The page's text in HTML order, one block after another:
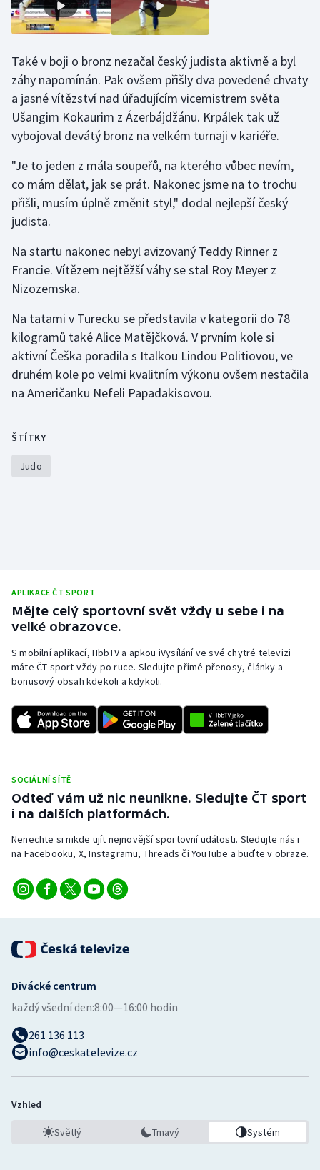
Plážový volejbal
Rychlobruslení
Rychlostní kanoistika
Sportovní střelba
Stolní tenis
Triatlon
Veslování
Vodní slalom
Volejbal
Ostatní
Také v boji o bronz nezačal český judista aktivně a byl
záhy napomínán. Pak ovšem přišly dva povedené chvaty
a jasné vítězství nad úřadujícím vicemistrem světa
Ušangim Kokaurim z Ázerbájdžánu. Krpálek tak už
vybojoval devátý bronz na velkém turnaji v kariéře.
"Je to jeden z mála soupeřů, na kterého vůbec nevím,
co mám dělat, jak se prát. Nakonec jsme na to trochu
přišli, musím úplně změnit styl," dodal nejlepší český
judista.
Na startu nakonec nebyl avizovaný Teddy Rinner z
Francie. Vítězem nejtěžší váhy se stal Roy Meyer z
Nizozemska.
Na tatami v Turecku se představila v kategorii do 78
kilogramů také Alice Matějčková. V prvním kole si
aktivní Češka poradila s Italkou Lindou Politiovou, ve
druhém kole po velmi kvalitním výkonu ovšem nestačila
na Američanku Nefeli Papadakisovou.
ŠTÍTKY
Judo
APLIKACE ČT SPORT
Mějte celý sportovní svět vždy u sebe i na
velké obrazovce.
S mobilní aplikací, HbbTV a apkou iVysílání ve své chytré televizi
máte ČT sport vždy po ruce. Sledujte přímé přenosy, články a
bonusový obsah kdekoli a kdykoli.
SOCIÁLNÍ SÍTĚ
Odteď vám už nic neunikne. Sledujte ČT sport
i na dalších platformách.
Nenechte si nikde ujít nejnovější sportovní události. Sledujte nás i
na Facebooku, X, Instagramu, Threads či YouTube a buďte v obraze.
Divácké centrum
každý všední den:8:00—16:00 hodin
261 136 113
info@ceskatelevize.cz
Vzhled
Světlý Tmavý Systém